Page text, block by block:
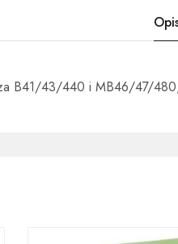
B41/43/440 i MB46/47/